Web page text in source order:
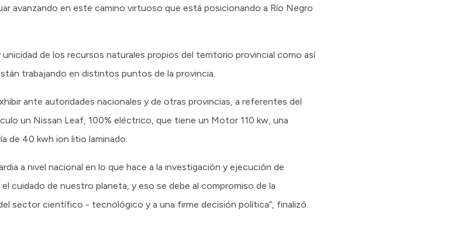
avanzando en este camino virtuoso que está posicionando a Río Negro
de los recursos naturales propios del territorio provincial como así
trabajando en distintos puntos de la provincia.
ante autoridades nacionales y de otras provincias, a referentes del
un Nissan Leaf, 100% eléctrico, que tiene un Motor 110 kw, una
de 40 kwh ion litio laminado.
a nivel nacional en lo que hace a la investigación y ejecución de
cuidado de nuestro planeta, y eso se debe al compromiso de la
sector científico - tecnológico y a una firme decisión política”, finalizó.